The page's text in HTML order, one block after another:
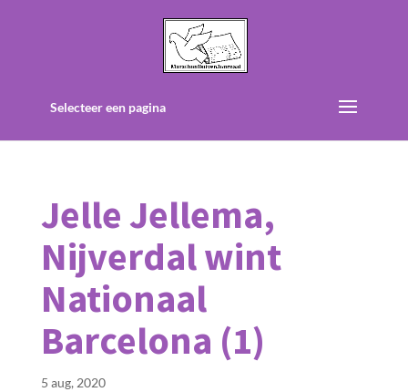
Selecteer een pagina
Jelle Jellema,
Nijverdal wint
Nationaal
Barcelona (1)
5 aug, 2020